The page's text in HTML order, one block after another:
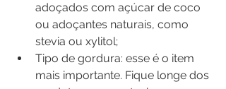
adoçados com açúcar de coco
ou adoçantes naturais, como
stevia ou xylitol;
Tipo de gordura: esse é o item
mais importante. Fique longe dos